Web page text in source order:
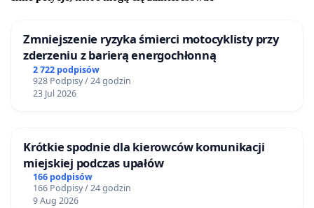
Zmniejszenie ryzyka śmierci motocyklisty przy
zderzeniu z barierą energochłonną
2 722 podpisów
928 Podpisy / 24 godzin
23 Jul 2026
Krótkie spodnie dla kierowców komunikacji
miejskiej podczas upałów
166 podpisów
166 Podpisy / 24 godzin
9 Aug 2026